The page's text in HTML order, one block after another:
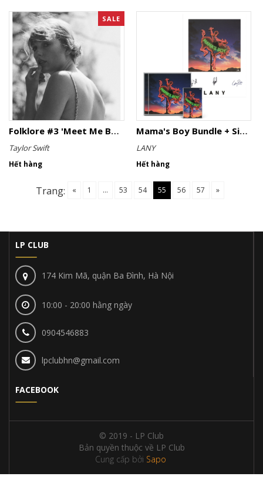
SALE
Folklore #3 'Meet Me Behind The Mall'
Taylor Swift
Hết hàng
Mama's Boy Bundle + Signed poster
LANY
Hết hàng
Trang: « 1 ... 53 54 55 56 57 »
LP CLUB
174 Kim Mã, quận Ba Đình, Hà Nội
10:00 - 20:00 hằng ngày
0904546883
lpclubhn@gmail.com
FACEBOOK
© 2019 - LP Club
Bản quyền thuộc về LP Club
Cung cấp bởi Sapo